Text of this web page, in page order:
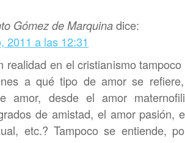
Gómez de Marquinadice:
2011 a las 12:31
realidad en el cristianismo
a qué tipo de amor se
amor, desde el amor
de amistad, el amor pasión,
etc.? Tampoco se entiende,